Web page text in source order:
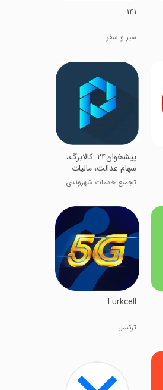
سیر و سفر
‏‏پیشخوان۲۴: کالابرگ،
سهام عدالت، مالیات
خودرو
تجمیع خدمات شهروندی
Turkcell
ترکسل